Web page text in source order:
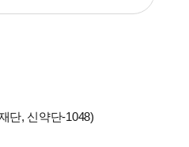
단, 신약단-1048)